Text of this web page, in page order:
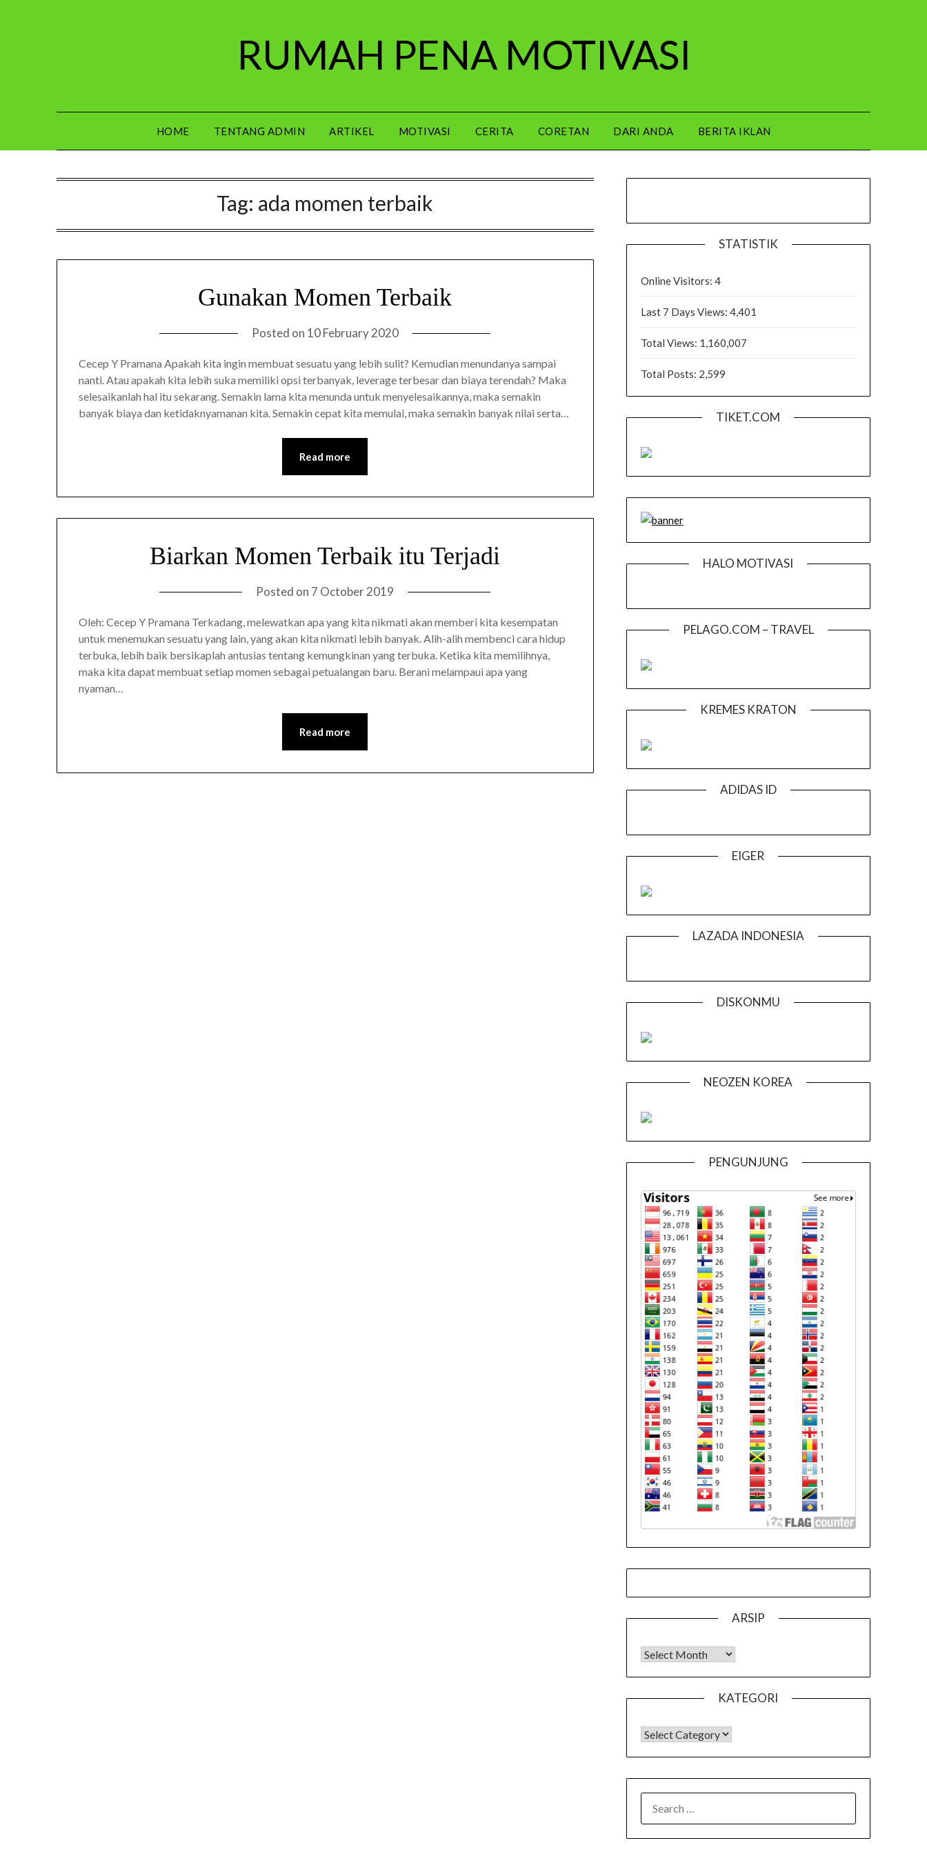
RUMAH PENA MOTIVASI
HOME TENTANG ADMIN ARTIKEL MOTIVASI CERITA CORETAN DARI ANDA BERITA IKLAN
Tag: ada momen terbaik
Gunakan Momen Terbaik
Posted on 10 February 2020
Cecep Y Pramana Apakah kita ingin membuat sesuatu yang lebih sulit? Kemudian menundanya sampai
nanti. Atau apakah kita lebih suka memiliki opsi terbanyak, leverage terbesar dan biaya terendah? Maka
selesaikanlah hal itu sekarang. Semakin lama kita menunda untuk menyelesaikannya, maka semakin
banyak biaya dan ketidaknyamanan kita. Semakin cepat kita memulai, maka semakin banyak nilai serta…
Read more
Biarkan Momen Terbaik itu Terjadi
Posted on 7 October 2019
Oleh: Cecep Y Pramana Terkadang, melewatkan apa yang kita nikmati akan memberi kita kesempatan
untuk menemukan sesuatu yang lain, yang akan kita nikmati lebih banyak. Alih-alih membenci cara hidup
terbuka, lebih baik bersikaplah antusias tentang kemungkinan yang terbuka. Ketika kita memilihnya,
maka kita dapat membuat setiap momen sebagai petualangan baru. Berani melampaui apa yang
nyaman…
Read more
STATISTIK
Online Visitors: 4
Last 7 Days Views: 4,401
Total Views: 1,160,007
Total Posts: 2,599
TIKET.COM
HALO MOTIVASI
PELAGO.COM – TRAVEL
KREMES KRATON
ADIDAS ID
EIGER
LAZADA INDONESIA
DISKONMU
NEOZEN KOREA
PENGUNJUNG
ARSIP
Arsip
KATEGORI
KATEGORI
FOR: